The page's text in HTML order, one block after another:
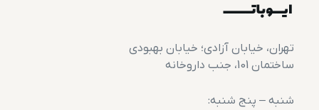
تهران، خیابان آزادی؛ خیابان بهبودی
ساختمان 101، جنب داروخانه
شنبه – پنج شنبه: